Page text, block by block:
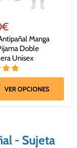
Manga
Doble
Unisex
VER OPCIONES
- Sujeta